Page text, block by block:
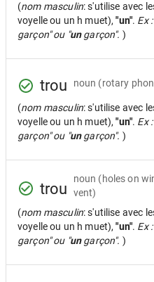
(nom masculin: s'utilise avec
voyelle ou un h muet),"un". Ex
garçon" ou "ungarçon". )
trou noun (rotary
(nom masculin: s'utilise avec
voyelle ou un h muet),"un". Ex
garçon" ou "ungarçon". )
trou
noun (holes on
vent)
(nom masculin: s'utilise avec
voyelle ou un h muet),"un". Ex
garçon" ou "ungarçon". )